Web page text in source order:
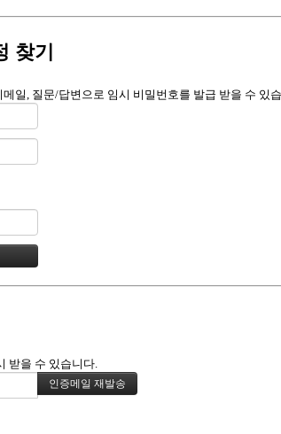
찾기
일, 질문/답변으로 임시 비밀번호를 발급 받을 수 있
받을 수 있습니다.